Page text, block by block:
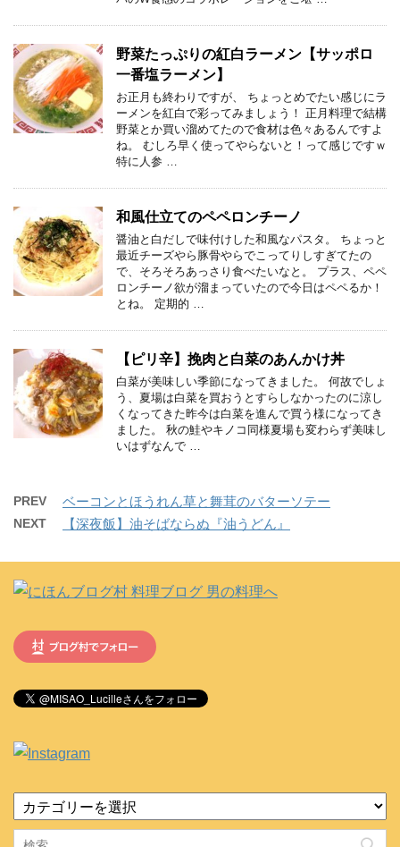
野菜たっぷりの紅白ラーメン【サッポロ
一番塩ラーメン】
お正月も終わりですが、 ちょっとめでたい感じにラ
ーメンを紅白で彩ってみましょう！ 正月料理で結構
野菜とか買い溜めてたので食材は色々あるんですよ
ね。 むしろ早く使ってやらないと！って感じですｗ
特に人参 …
和風仕立てのペペロンチーノ
醤油と白だしで味付けした和風なパスタ。 ちょっと
最近チーズやら豚骨やらでこってりしすぎてたの
で、そろそろあっさり食べたいなと。 プラス、ペペ
ロンチーノ欲が溜まっていたので今日はペペるか！
とね。 定期的 …
【ピリ辛】挽肉と白菜のあんかけ丼
白菜が美味しい季節になってきました。 何故でしょ
う、夏場は白菜を買おうとすらしなかったのに涼し
くなってきた昨今は白菜を進んで買う様になってき
ました。 秋の鮭やキノコ同様夏場も変わらず美味し
いはずなんで …
PREV ベーコンとほうれん草と舞茸のバターソテー
NEXT 【深夜飯】油そばならぬ『油うどん』
テ
ゴ